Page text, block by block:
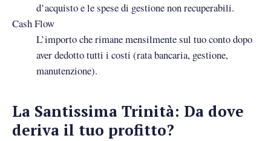
d’acquisto e le spese di gestione non recuperabili.
Cash Flow
L’importo che rimane mensilmente sul tuo conto dopo
aver dedotto tutti i costi (rata bancaria, gestione,
manutenzione).
La Santissima Trinità: Da dove
deriva il tuo profitto?